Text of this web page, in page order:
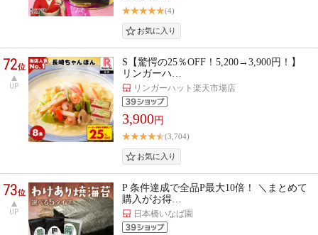
(4)
72位
UP
S【驚愕の25％OFF！5,200→3,900円！】
リンガーハ…
リンガーハット楽天市場店
3,900円
(3,704)
73位
UP
P 条件達成で全品P最大10倍！ ＼まとめて
購入がお得…
日本橋いなば園